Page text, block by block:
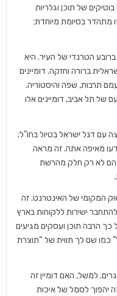
של תוכן וגלריות
מתהדר בסיומת מיוחדת:
הטרנדי של העיר. היא
ברורה וחזקה. דומיינים
תרבות, שפה והיסטוריה.
תל אביב, דומיינים אלו
עם דגל ישראל בטיול בחו”ל;
מאיפה אתה. זה מראה
הם לא רק חלק מהרשת
המקומי של האינטרנט. זה
ישירות ללקוחות בארץ
כך הרבה תוכן ועסקים מגיעים
כמו שם לך תווית של “תוצרת
למשל, האם דומיין זה
יהפוך לסמל של איכות